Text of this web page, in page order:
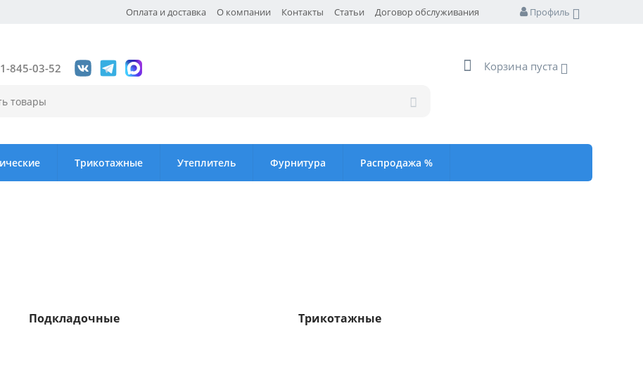
Профиль
Оплата и доставка О компании Контакты Статьи Договор обслуживания
845-03-52 Корзина пуста
Трикотажные Утеплитель Фурнитура Распродажа %
Подкладочные Трикотажные